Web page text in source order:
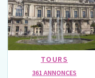
TOURS
361 ANNONCES